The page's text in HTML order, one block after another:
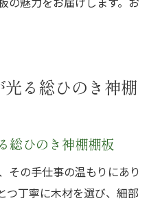
る総ひのき神棚
総ひのき神棚棚板
その手仕事の温もりにあり
つ丁寧に木材を選び、細部